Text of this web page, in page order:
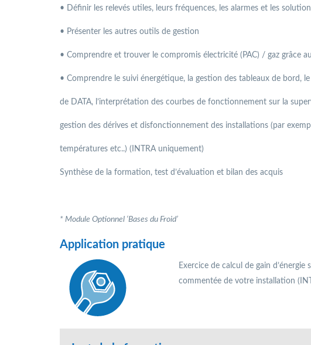
• Définir les relevés utiles, leurs fréquences, les alarmes et les
• Présenter les autres outils de gestion
• Comprendre et trouver le compromis électricité (PAC) / gaz grâce
• Comprendre le suivi énergétique, la gestion des tableaux de bord,
de DATA, l’interprétation des courbes de fonctionnement sur la
gestion des dérives et disfonctionnement des installations (par
températures etc..) (INTRA uniquement)
Synthèse de la formation, test d’évaluation et bilan des acquis
* Module Optionnel ‘Bases du Froid’
Application pratique
Exercice de calcul de gain
commentée de votre installation